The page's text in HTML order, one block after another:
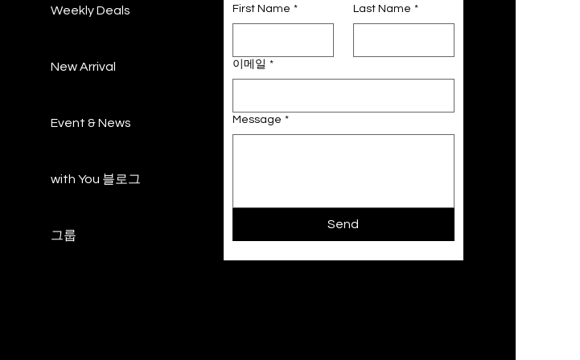
Weekly Deals
New Arrival
Event & News
with You 블로그
그룹
First Name * Last Name *
이메일 *
Message *
Send